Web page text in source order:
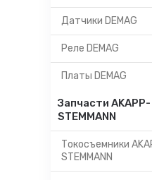
Датчики DEMAG
Реле DEMAG
Платы DEMAG
Запчасти AKAPP-
STEMMANN
Токосъемники
STEMMANN